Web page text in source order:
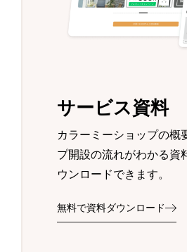
サービス資料
カラーミーショップの概
プ開設の流れがわかる資
ウンロードできます。
無料で資料ダウンロード